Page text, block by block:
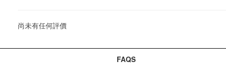
尚未有任何評價
FAQS